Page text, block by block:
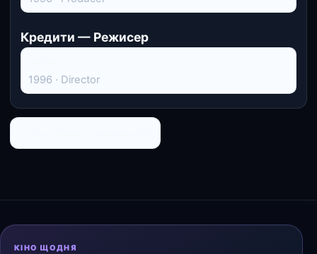
Кредити — Режисер
1996 · Director
КІНО ЩОДНЯ